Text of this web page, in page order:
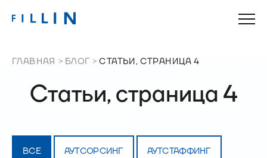
ГЛАВНАЯ БЛОГ СТАТЬИ, СТРАНИЦА 4
Статьи, страница 4
ВСЕ АУТСОРСИНГ АУТСТАФФИНГ